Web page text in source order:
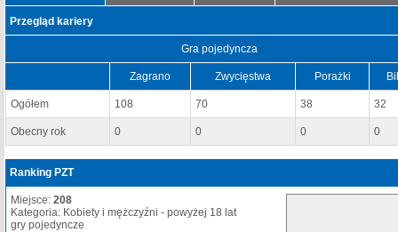
Przegląd kariery
Gra pojedyncza
Zagrano Zwycięstwa Porażki
Ogółem 108 70 38 32
Obecny rok 0 0 0 0
Ranking PZT
Miejsce: 208
Kategoria: Kobiety i mężczyźni - powyżej 18 lat
gry pojedyncze